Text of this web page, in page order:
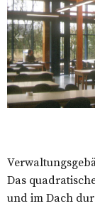
Das
und im Dach